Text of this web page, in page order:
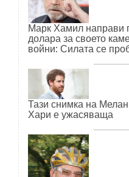
Марк Хамил направи
долара за своето
войни: Силата се
Тази снимка на
Хари е ужасяваща